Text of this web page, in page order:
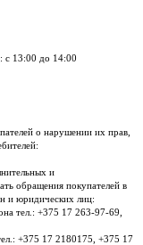
с 13:00 до 14:00
о нарушении их прав,
и
обращения покупателей в
и юридических лиц:
тел.: +375 17 263-97-69,
+375 17 2180175, +375 17